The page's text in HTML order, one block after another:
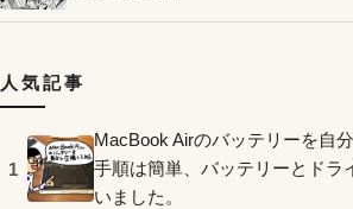
人気記事
1
MacBook Airのバッテリーを自
手順は簡単、バッテリーとドラ
いました。